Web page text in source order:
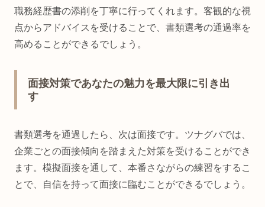
職務経歴書の添削を丁寧に行ってくれます。客観的な視
点からアドバイスを受けることで、書類選考の通過率を
高めることができるでしょう。
面接対策であなたの魅力を最大限に引き出
す
書類選考を通過したら、次は面接です。ツナグバでは、
企業ごとの面接傾向を踏まえた対策を受けることができ
ます。模擬面接を通して、本番さながらの練習をするこ
とで、自信を持って面接に臨むことができるでしょう。